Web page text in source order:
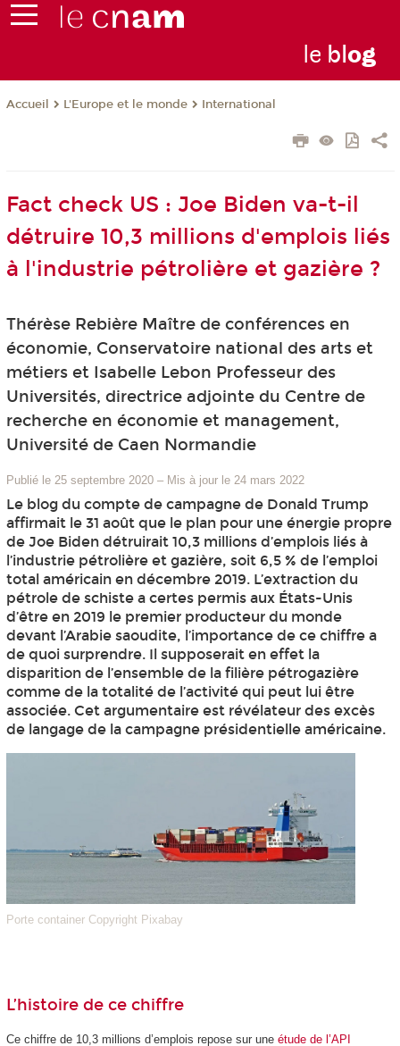
le blog
Accueil L'Europe et le monde International
Fact check US : Joe Biden va-t-il
détruire 10,3 millions d'emplois liés
à l'industrie pétrolière et gazière ?
Thérèse Rebière Maître de conférences en
économie, Conservatoire national des arts et
métiers et Isabelle Lebon Professeur des
Universités, directrice adjointe du Centre de
recherche en économie et management,
Université de Caen Normandie
Publié le 25 septembre 2020 – Mis à jour le 24 mars 2022
Le blog du compte de campagne de Donald Trump
affirmait le 31 août que le plan pour une énergie propre
de Joe Biden détruirait 10,3 millions d’emplois liés à
l’industrie pétrolière et gazière, soit 6,5 % de l’emploi
total américain en décembre 2019. L’extraction du
pétrole de schiste a certes permis aux États-Unis
d’être en 2019 le premier producteur du monde
devant l’Arabie saoudite, l’importance de ce chiffre a
de quoi surprendre. Il supposerait en effet la
disparition de l’ensemble de la filière pétrogazière
comme de la totalité de l’activité qui peut lui être
associée. Cet argumentaire est révélateur des excès
de langage de la campagne présidentielle américaine.
Porte container Copyright Pixabay
L’histoire de ce chiffre
Ce chiffre de 10,3 millions d’emplois repose sur une étude de l’API